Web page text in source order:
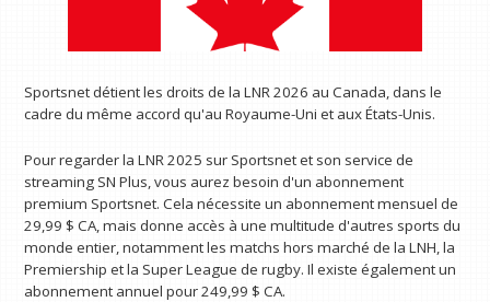
Sportsnet détient les droits de la LNR 2026 au Canada, dans le
cadre du même accord qu'au Royaume-Uni et aux États-Unis.
Pour regarder la LNR 2025 sur Sportsnet et son service de
streaming SN Plus, vous aurez besoin d'un abonnement
premium Sportsnet. Cela nécessite un abonnement mensuel de
29,99 $ CA, mais donne accès à une multitude d'autres sports du
monde entier, notamment les matchs hors marché de la LNH, la
Premiership et la Super League de rugby. Il existe également un
abonnement annuel pour 249,99 $ CA.